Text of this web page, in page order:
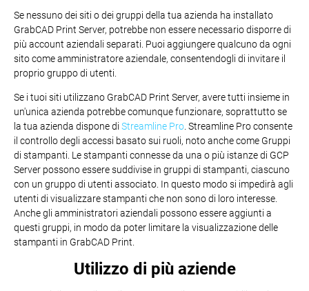
Se nessuno dei siti o dei gruppi della tua azienda ha installato
GrabCAD Print Server, potrebbe non essere necessario disporre di
più account aziendali separati. Puoi aggiungere qualcuno da ogni
sito come amministratore aziendale, consentendogli di invitare il
proprio gruppo di utenti.
Se i tuoi siti utilizzano GrabCAD Print Server, avere tutti insieme in
un'unica azienda potrebbe comunque funzionare, soprattutto se
la tua azienda dispone di Streamline Pro . Streamline Pro consente
il controllo degli accessi basato sui ruoli, noto anche come Gruppi
di stampanti. Le stampanti connesse da una o più istanze di GCP
Server possono essere suddivise in gruppi di stampanti, ciascuno
con un gruppo di utenti associato. In questo modo si impedirà agli
utenti di visualizzare stampanti che non sono di loro interesse.
Anche gli amministratori aziendali possono essere aggiunti a
questi gruppi, in modo da poter limitare la visualizzazione delle
stampanti in GrabCAD Print.
Utilizzo di più aziende